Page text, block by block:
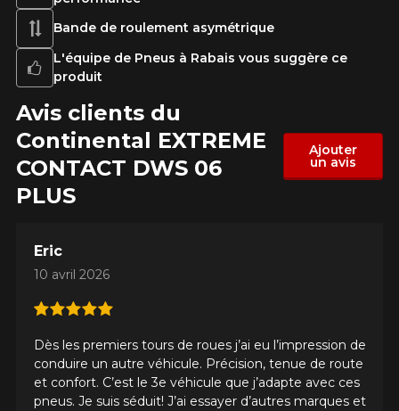
Bande de roulement asymétrique
L'équipe de Pneus à Rabais vous suggère ce
produit
Avis clients du
Continental EXTREME​
CONTACT DWS 06
PLUS
Ajouter
un avis
Eric
10 avril 2026
Dès les premiers tours de roues j’ai eu l’impression de
conduire un autre véhicule. Précision, tenue de route
et confort. C’est le 3e véhicule que j’adapte avec ces
pneus. Je suis séduit! J’ai essayer d’autres marques et